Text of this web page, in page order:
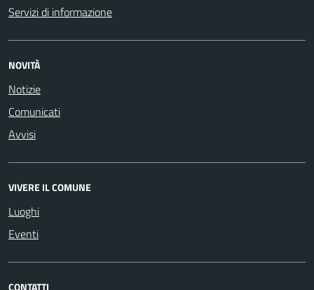
Servizi di informazione
NOVITÀ
Notizie
Comunicati
Avvisi
VIVERE IL COMUNE
Luoghi
Eventi
CONTATTI